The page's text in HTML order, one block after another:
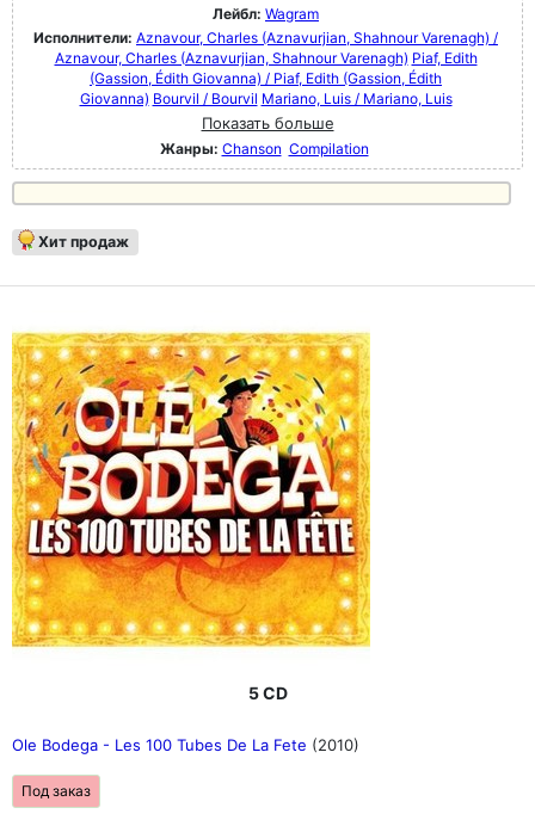
Лейбл: Wagram
Исполнители: Aznavour, Charles (Aznavurjian, Shahnour Varenagh) /
Aznavour, Charles (Aznavurjian, Shahnour Varenagh) Piaf, Edith
(Gassion, Édith Giovanna) / Piaf, Edith (Gassion, Édith
Giovanna) Bourvil / Bourvil Mariano, Luis / Mariano, Luis
Показать больше
Жанры: Chanson Compilation
Хит продаж
5 CD
Ole Bodega - Les 100 Tubes De La Fete (2010)
Под заказ